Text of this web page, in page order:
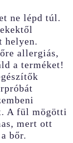
ne lépd túl.
helyen.
allergiás,
a terméket!
A fül mögötti
mert ott
bőr.